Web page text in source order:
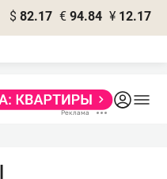
$ 82.17 € 94.84 ¥ 12.17